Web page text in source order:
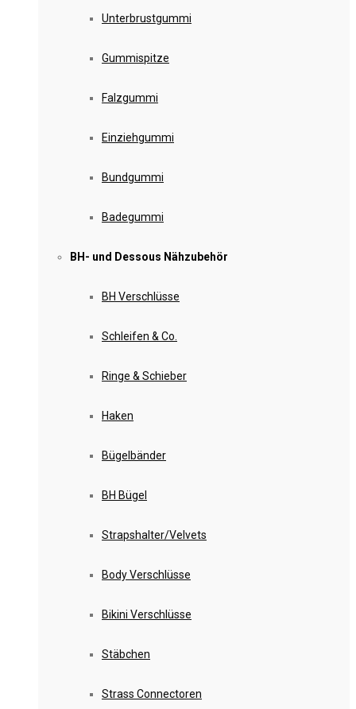
Unterbrustgummi
Gummispitze
Falzgummi
Einziehgummi
Bundgummi
Badegummi
BH- und Dessous Nähzubehör
BH Verschlüsse
Schleifen & Co.
Ringe & Schieber
Haken
Bügelbänder
BH Bügel
Strapshalter/Velvets
Body Verschlüsse
Bikini Verschlüsse
Stäbchen
Strass Connectoren